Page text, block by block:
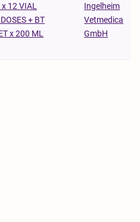
x 12 VIAL
+ BT
x 200 ML
Ingelheim
Vetmedica
GmbH